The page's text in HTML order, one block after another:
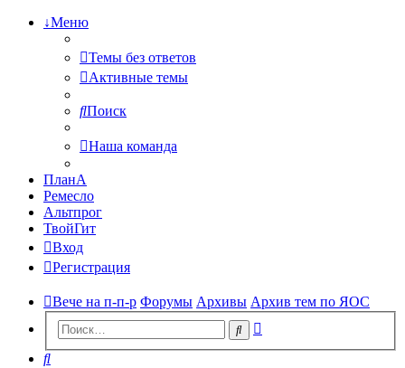
↓Меню
Темы без ответов
Активные темы
Поиск
Наша команда
ПланА
Ремесло
Альтпрог
ТвойГит
Вход
Регистрация
Вече на п-п-р Форумы Архивы Архив тем по ЯОС
Поиск
Поиск